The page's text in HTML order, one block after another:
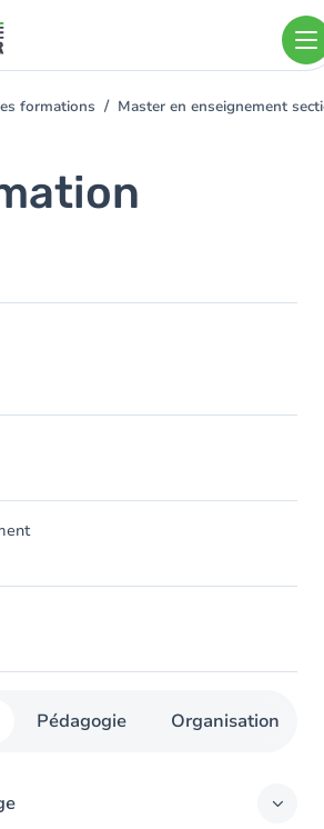
formations Master en enseignement
Pédagogie Organisation